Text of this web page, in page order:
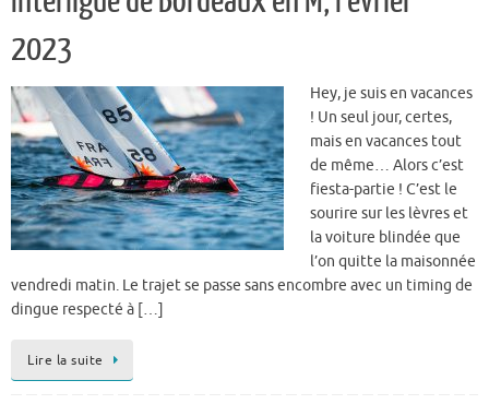
2023
Hey, je suis en vacances
! Un seul jour, certes,
mais en vacances tout
de même… Alors c’est
fiesta-partie ! C’est le
sourire sur les lèvres et
la voiture blindée que
l’on quitte la maisonnée
vendredi matin. Le trajet se passe sans encombre avec un timing de
dingue respecté à […]
Lire la suite